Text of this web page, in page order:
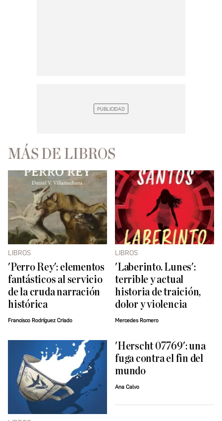
MÁS DE LIBROS
LIBROS
'Perro Rey': elementos
fantásticos al servicio
de la cruda narración
histórica
Francisco Rodríguez Criado
LIBROS
'Laberinto. Lunes':
terrible y actual
historia de traición,
dolor y violencia
Mercedes Romero
'Herscht 07769': una
fuga contra el fin del
mundo
Ana Calvo